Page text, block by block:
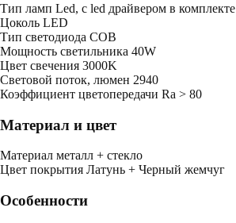
Тип ламп Led, с led драйвером в комплекте
Цоколь LED
Тип светодиода COB
Мощность светильника 40W
Цвет свечения 3000K
Световой поток, люмен 2940
Коэффициент цветопередачи Ra > 80
Материал и цвет
Mатериал металл + стекло
Цвет покрытия Латунь + Черный жемчуг
Особенности